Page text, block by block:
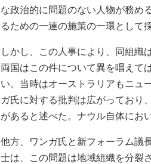
な政治的に問題のない人物が務め
るための一連の施策の一環として
しかし、この人事により、同組織
両国はこの件について異を唱えて
い。当時はオーストラリアもニュ
ガ氏に対する批判は広がっており
があると述べた。ナウル自体にお
他方、ワンガ氏と新フォーラム議
士は、この問題は地域組織を分裂